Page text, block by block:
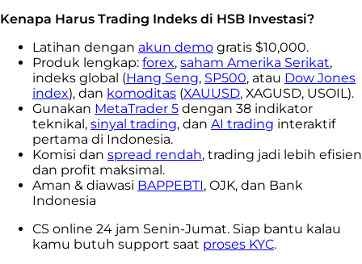
Kenapa Harus Trading Indeks di HSB Investasi?
Latihan dengan akun demo gratis $10,000.
Produk lengkap: forex, saham Amerika Serikat,
indeks global (Hang Seng, SP500, atau Dow Jones
index), dan komoditas (XAUUSD, XAGUSD, USOIL).
Gunakan MetaTrader 5 dengan 38 indikator
teknikal, sinyal trading, dan AI trading interaktif
pertama di Indonesia.
Komisi dan spread rendah, trading jadi lebih efisien
dan profit maksimal.
Aman & diawasi BAPPEBTI, OJK, dan Bank
Indonesia
CS online 24 jam Senin-Jumat. Siap bantu kalau
kamu butuh support saat proses KYC.